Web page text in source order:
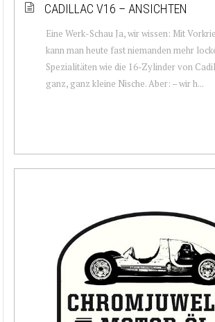
CADILLAC V16 – ANSICHTEN
Eine Werk-Schau Ja, wir wissen: Mit
kann man heute fast niemanden mehr
Spezialitäten wie die 16-Zylinder von
ganz, ganz kleine Nische. Aber: – wir h...